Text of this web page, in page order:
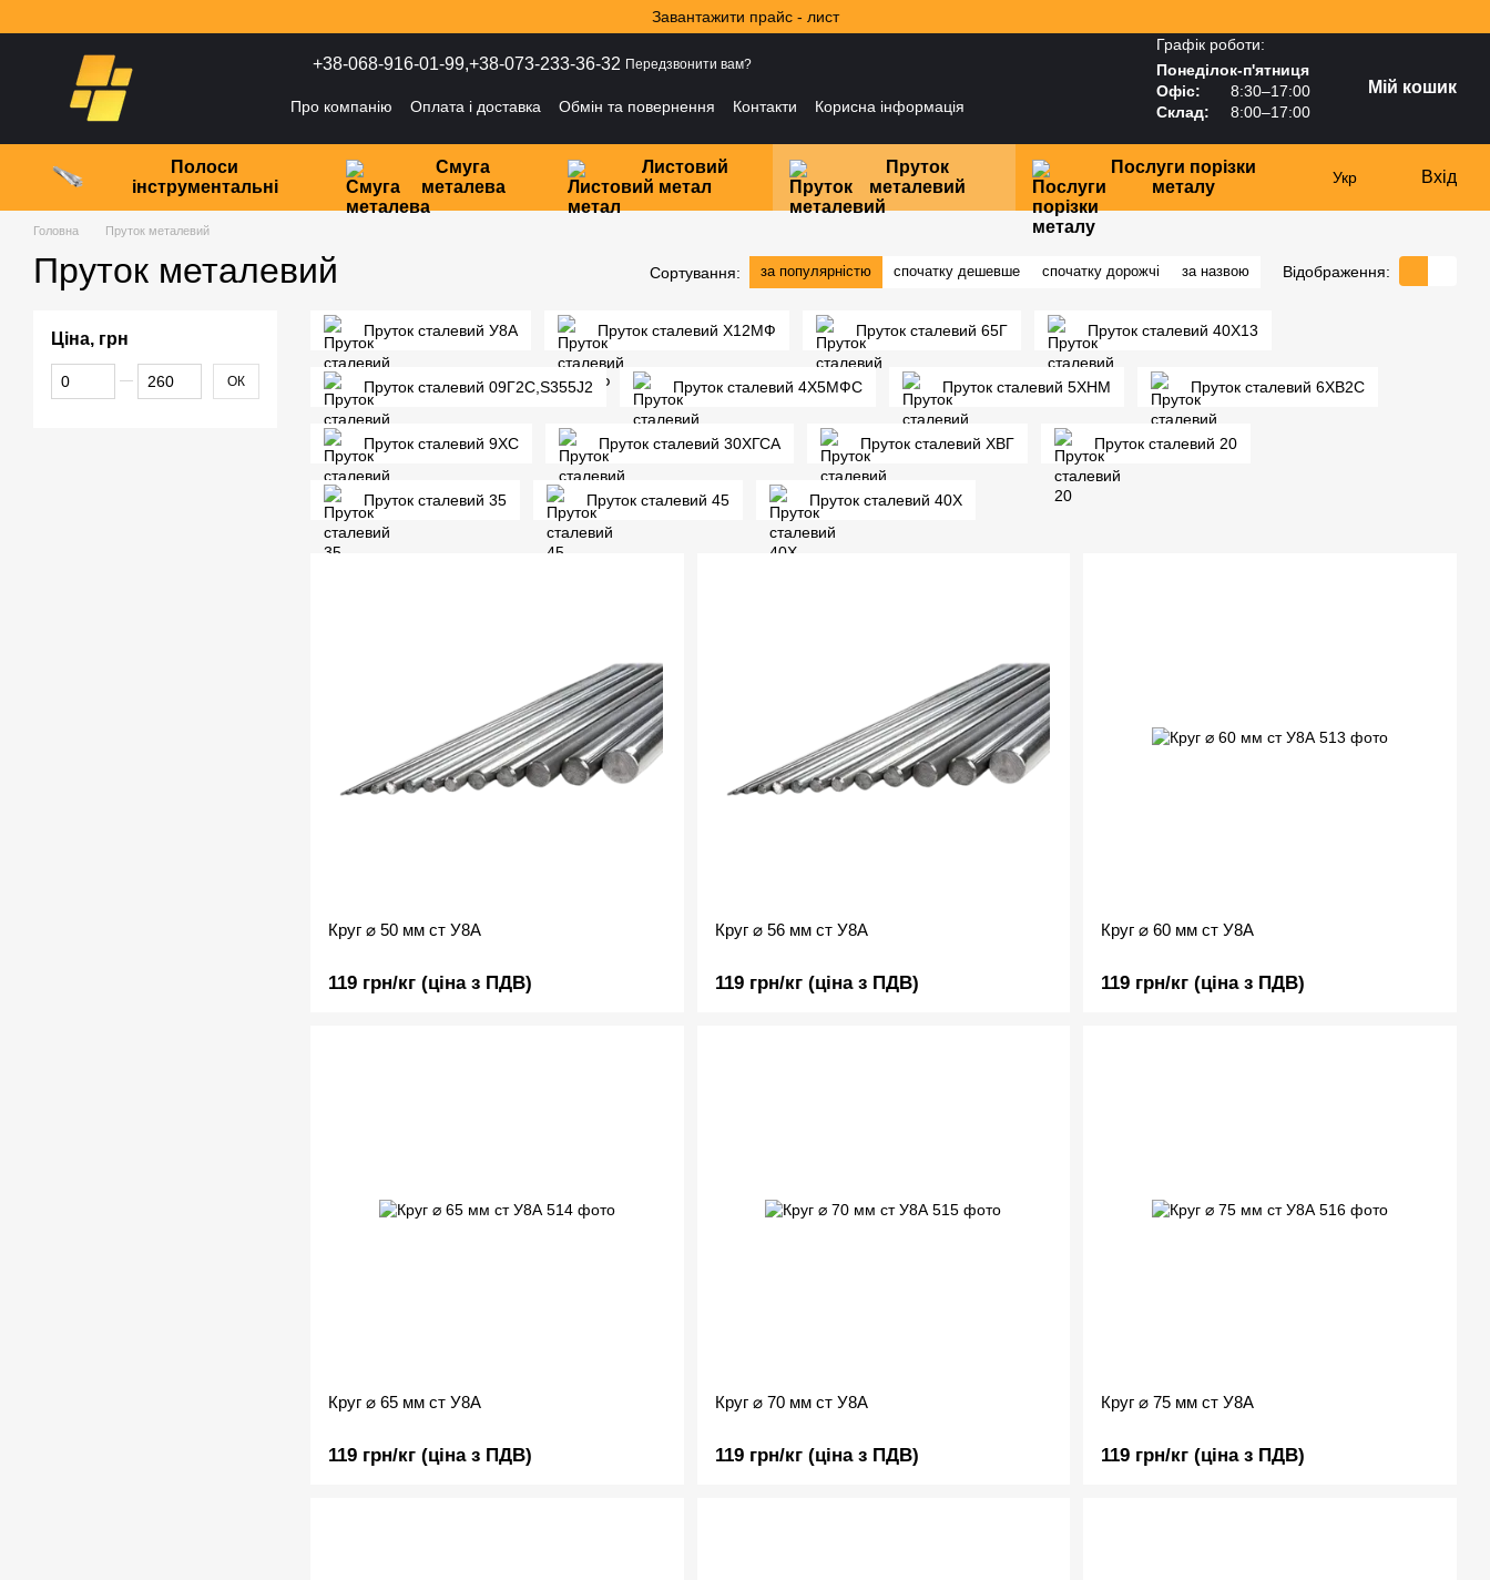
Завантажити прайс - лист
+38-068-916-01-99,+38-073-233-36-32 Передзвонити вам?
Про компанію Оплата і доставка Обмін та повернення Контакти
Корисна інформація
Графік роботи:
Понеділок-п'ятниця
Офіс:
8:30–17:00
Склад:
8:00–17:00
Мій кошик
Полоси
інструментальні
Смуга
металева
Листовий
метал
Пруток
металевий
Послуги порізки
металу
Укр Вхід
Головна Пруток металевий
Пруток металевий Сортування: за популярністю спочатку дешевше спочатку дорожчі за назвою Відображення:
Пруток сталевий У8А Пруток сталевий Х12МФ Пруток сталевий 65Г Пруток сталевий 40Х13
Пруток сталевий 09Г2С,S355J2 Пруток сталевий 4Х5МФС Пруток сталевий 5ХНМ Пруток сталевий 6ХВ2С
Пруток сталевий 9ХС Пруток сталевий 30ХГСА Пруток сталевий ХВГ Пруток сталевий 20
Пруток сталевий 35 Пруток сталевий 45 Пруток сталевий 40Х
Круг ⌀ 50 мм ст У8А
119 грн/кг (ціна з ПДВ)
Круг ⌀ 56 мм ст У8А
119 грн/кг (ціна з ПДВ)
Круг ⌀ 60 мм ст У8А
119 грн/кг (ціна з ПДВ)
Круг ⌀ 65 мм ст У8А
119 грн/кг (ціна з ПДВ)
Круг ⌀ 70 мм ст У8А
119 грн/кг (ціна з ПДВ)
Круг ⌀ 75 мм ст У8А
119 грн/кг (ціна з ПДВ)
Ціна, грн
Від Ціна, грн
До Ціна, грн ОК